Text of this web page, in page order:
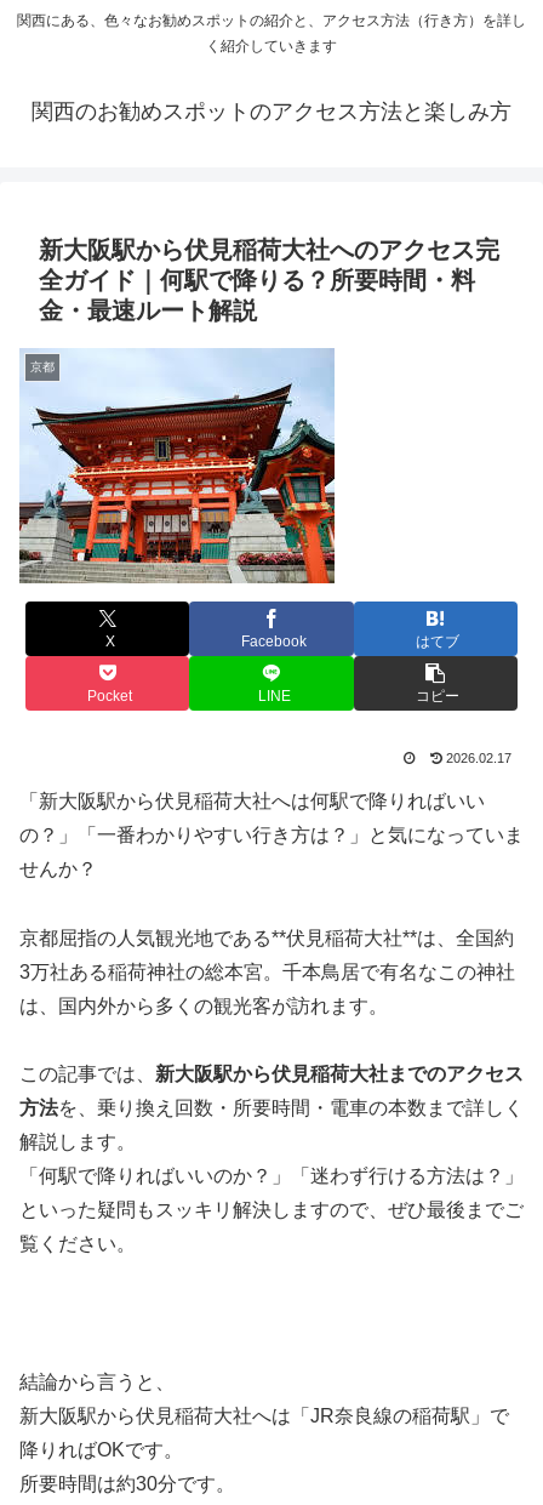
関西にある、色々なお勧めスポットの紹介と、アクセス方法（行き方）を詳し
く紹介していきます
関西のお勧めスポットのアクセス方法と楽しみ方
新大阪駅から伏見稲荷大社へのアクセス完
全ガイド｜何駅で降りる？所要時間・料
金・最速ルート解説
京都
X Facebook はてブ
Pocket LINE コピー
2026.02.17
「新大阪駅から伏見稲荷大社へは何駅で降りればいい
の？」「一番わかりやすい行き方は？」と気になっていま
せんか？
京都屈指の人気観光地である**伏見稲荷大社**は、全国約
3万社ある稲荷神社の総本宮。千本鳥居で有名なこの神社
は、国内外から多くの観光客が訪れます。
この記事では、 新大阪駅から伏見稲荷大社までのアクセス
方法を、乗り換え回数・所要時間・電車の本数まで詳しく
解説します。
「何駅で降りればいいのか？」「迷わず行ける方法は？」
といった疑問もスッキリ解決しますので、ぜひ最後までご
覧ください。
結論から言うと、
新大阪駅から伏見稲荷大社へは「JR奈良線の稲荷駅」で
降りればOKです。
所要時間は約30分です。